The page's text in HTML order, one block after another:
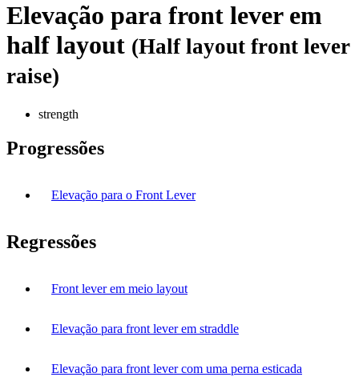
Elevação para front lever em
half layout (Half layout front lever
raise)
strength
Progressões
Elevação para o Front Lever
Regressões
Front lever em meio layout
Elevação para front lever em straddle
Elevação para front lever com uma perna esticada